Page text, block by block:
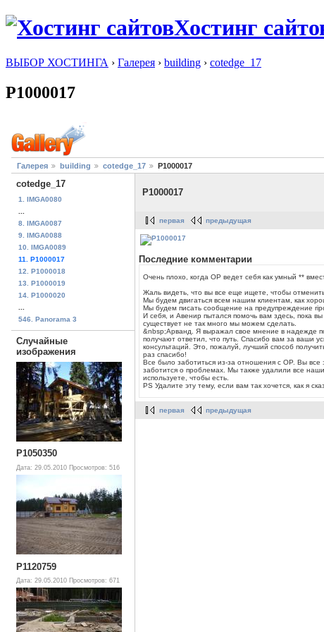
Хостинг
ВЫБОР ХОСТИНГА › Галерея › building › cotedge_17
P1000017
Галерея building cotedge_17 P1000017
cotedge_17
1. IMGA0080
...
8. IMGA0087
9. IMGA0088
10. IMGA0089
11. P1000017
12. P1000018
13. P1000019
14. P1000020
...
546. Panorama 3
Случайные
изображения
P1050350
Дата: 29.05.2010 Просмотров: 516
P1120759
Дата: 29.05.2010 Просмотров: 671
P1000017
первая предыдущая
Последние комментарии
Очень плохо, когда OP ведет себя как умный **
Жаль видеть, что вы все еще ищете, чтобы
Мы будем двигаться всем нашим клиентам, как
Мы будем писать сообщение на предупреждение
И себя, и Авенир пытался помочь вам здесь, пока
существует не так много мы можем сделать.
&nbsp;Арванд. Я выражал свое мнение в надежде
получают ответил, что путь. Спасибо вам за ваши
консультаций. Это, пожалуй, лучший способ
раз спасибо!
Все было заботиться из-за отношения с OP. Вы
заботится о проблемах. Мы также удалили все
используете, чтобы есть.
PS Удалите эту тему, если вам так хочется, как я
первая предыдущая